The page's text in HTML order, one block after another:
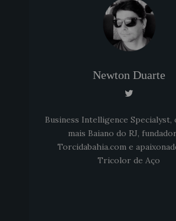
Newton Duarte
Business Intelligence
mais Baiano do RJ,
Torcidabahia.com e
Tricolor de Aço